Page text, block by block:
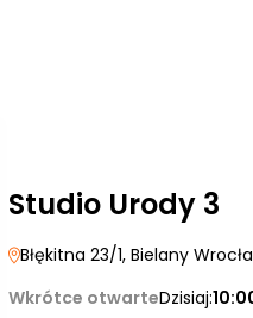
Studio Urody 3
Błękitna 23/1, Bielany
Wkrótce otwarteDzisiaj: